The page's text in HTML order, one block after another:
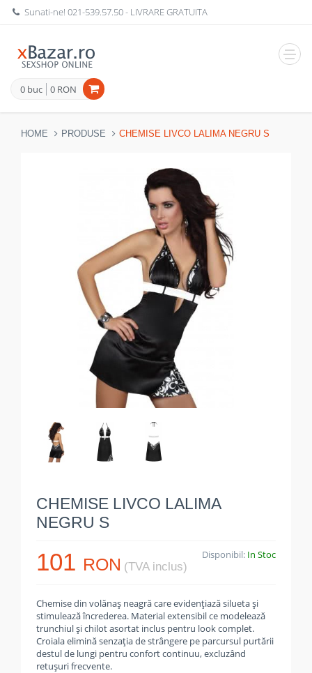
Sunati-ne!021-539.57.50- LIVRARE GRATUITA
0 buc 0 RON
HOME PRODUSE CHEMISE LIVCO LALIMA NEGRU S
CHEMISE LIVCO LALIMA
NEGRU S
101 RON (TVA inclus)
Disponibil: In Stoc
Chemise din volănaș neagră care evidențiază silueta și
stimulează încrederea. Material extensibil ce modelează
trunchiul și chilot asortat inclus pentru look complet.
Croiala elimină senzația de strângere pe parcursul purtării
destul de lungi pentru confort continuu, excluzând
retușuri frecvente.